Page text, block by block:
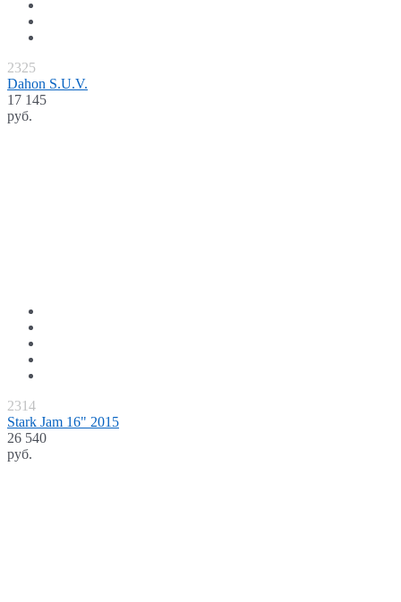
2325
Dahon S.U.V.
17 145
руб.
2314
Stark Jam 16" 2015
26 540
руб.